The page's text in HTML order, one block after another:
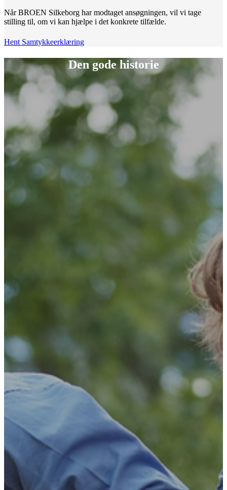
Når BROEN Silkeborg har modtaget ansøgningen, vil vi tage
stilling til, om vi kan hjælpe i det konkrete tilfælde.
Hent Samtykkeerklæring
Den gode historie
Frivillig i BROEN Horsens
“En pige på 11 år ringer til en af BROENs frivillige en lørdag
formiddag og spørger grædende, om hun kan låne penge til en
busbillet til Vejle, hvor hun skal deltage i et sportsstævne. Den
frivillige vælger at hente pigen og køre hende til Vejle. Da han
spørger, om ikke hun kan låne pengene af sin mor, som hun bor
alene med, svarer hun med tårer i øjnene: ‘Det ved jeg ikke. Hun gik
på Klods Hans (værtshus) i torsdags, og jeg har ikke set hende
Familiecentermedarbejder i kommune
“Anders har fået rigtigt meget ud af at få muligheden for at træne
igennem jer. Anders træner næsten hver dag og har fået mange af
sine kammerater med i centeret også, hvilket gør, at de incl. Anders
lever sundere, får søvn og spiser sund kost, flere stopper med at ryge
cigaretter og drikke vildt i weekenderne. Anders er desuden gået fra
et fravær på skolen på 90 % til tæt på 0 %.” (hilsen til BROEN
Lolland om 16-årig dreng på specialskole)
“Kære BROEN! Jeg vil lige fortælle jer, hvor glade vi er for, at hun
har gymnastikplads. Hun har fået en veninde på holdet og elsker
gymnastik. Hun er ikke så meget i skole og har ikke noget socialt i
klassen. Til gymnastikken er det slet ikke til at se, at hun har de
udfordringer hun har, det er fordi hun kan lide det, og der ikke stilles
krav hun ikke kan indfri. Med den baggrund så er det derfor vi er så
glade og taknemmelige for jeres hjælp. Af hele hjertet tak.”
(Hilsen til BROEN Lyngby-Taarbæk)
Oscar
“Jeg synes det er super, der er noget, der hedder BROEN Vejle, som
kan hjælpe mig og andre med at gå til noget, når ens mor ikke har
råd til det. Jeg vil gerne sige mange tak for det og for skoene. Jeg
har fået nye venner og er kommet i god form – jeg er blevet ret god
til håndbold. Tak!!! BROEN Vejle !!! :-)”